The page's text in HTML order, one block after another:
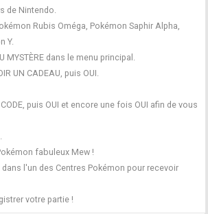
de Nintendo.
Rubis Oméga, Pokémon Saphir Alpha,
Y.
MYSTÈRE dans le menu principal.
UN CADEAU, puis OUI.
puis OUI et encore une fois OUI afin de vous
fabuleux Mew !
l'un des Centres Pokémon pour recevoir
votre partie !